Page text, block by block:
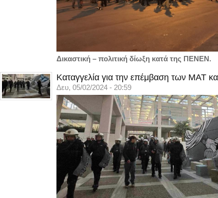
Δικαστική – πολιτική δίωξη κατά της ΠΕΝΕΝ.
Καταγγελία για την επέμβαση των ΜΑΤ
Δευ, 05/02/2024 - 20:59